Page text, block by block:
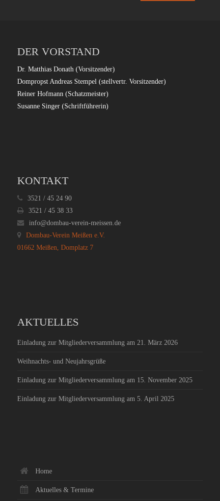
DER VORSTAND
Dr. Matthias Donath (Vorsitzender)
Dompropst Andreas Stempel (stellvertr. Vorsitzender)
Reiner Hofmann (Schatzmeister)
Susanne Singer (Schriftführerin)
KONTAKT
3521 / 45 24 90
3521 / 45 38 33
info@dombau-verein-meissen.de
Dombau-Verein Meißen e.V.
01662 Meißen, Domplatz 7
AKTUELLES
Einladung zur Mitgliederversammlung am 21. März 2026
Weihnachts- und Neujahrsgrüße
Einladung zur Mitgliederversammlung am 15. November 2025
Einladung zur Mitgliederversammlung am 5. April 2025
Home
Aktuelles & Termine